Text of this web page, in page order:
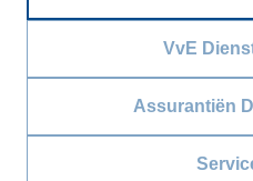
VvE
Assurantiën